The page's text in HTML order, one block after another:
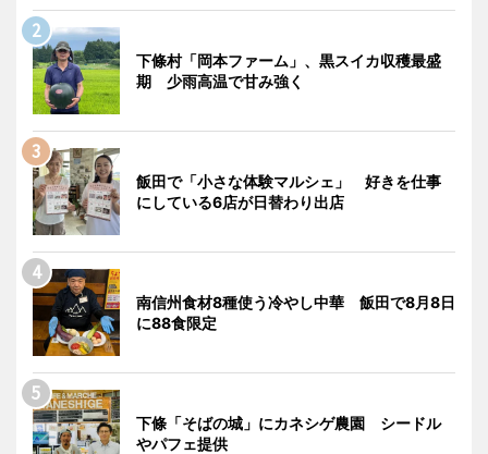
下條村「岡本ファーム」、黒スイカ収穫最盛
期 少雨高温で甘み強く
飯田で「小さな体験マルシェ」 好きを仕事
にしている6店が日替わり出店
南信州食材8種使う冷やし中華 飯田で8月8日
に88食限定
下條「そばの城」にカネシゲ農園 シードル
やパフェ提供